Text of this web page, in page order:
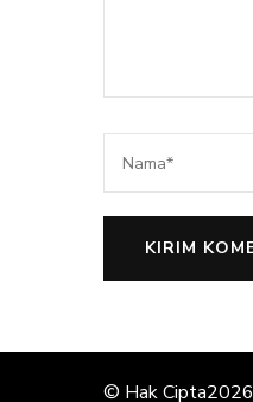
© Hak Cipta2026